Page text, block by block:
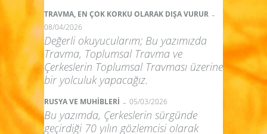
TRAVMA, EN ÇOK KORKU OLARAK DIŞA VURUR -
08/04/2026
Değerli okuyucularım; Bu yazımızda
Travma, Toplumsal Travma ve
Çerkeslerin Toplumsal Travması üzerine
bir yolculuk yapacağız.
RUSYA VE MUHİBLERİ - 05/03/2026
Bu yazımda, Çerkeslerin sürgünde
geçirdiği 70 yılın gözlemcisi olarak